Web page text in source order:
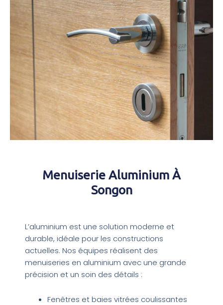
Menuiserie Aluminium À
Songon
L’aluminium est une solution moderne et
durable, idéale pour les constructions
actuelles. Nos équipes réalisent des
menuiseries en aluminium avec une grande
précision et un soin des détails :
Fenêtres et baies vitrées coulissantes